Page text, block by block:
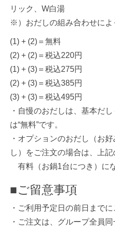
リック、W白湯
※）おだしの組み合わせによ
(1) + (2)＝無料
(2) + (2)＝税込220円
(1) + (3)＝税込275円
(2) + (3)＝税込385円
(3) + (3)＝税込495円
・自慢のおだしは、基本だ
は“無料”です。
・オプションのおだし（お
し）をご注文の場合は、上記
有料（お鍋1台につき）に
■ご留意事項
・ご利用予定日の前日まで
・ご注文は、グループ全員